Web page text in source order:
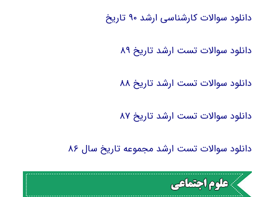
دانلود سوالات کارشناسی ارشد ۹۰ تاریخ
دانلود سوالات تست ارشد تاریخ ۸۹
دانلود سوالات تست ارشد تاریخ ۸۸
دانلود سوالات تست ارشد تاریخ ۸۷
دانلود سوالات تست ارشد مجموعه تاریخ سال ۸۶